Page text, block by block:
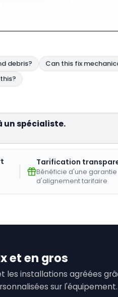
un spécialiste.
Tarification
Bénéficie d'une garantie
d'alignement tarifaire
et en gros
les installations agréées
sur l'équipement.